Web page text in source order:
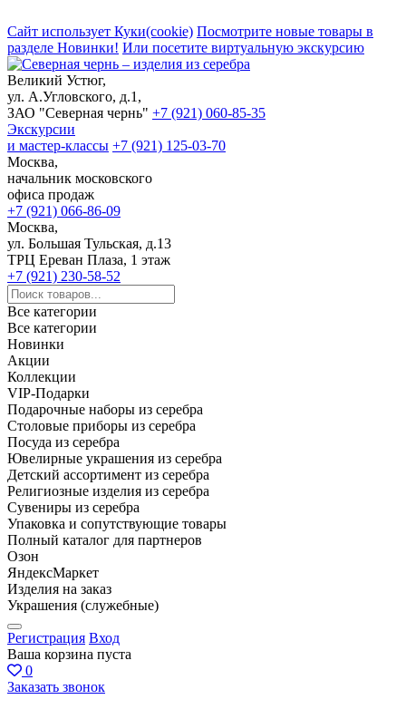
Сайт использует Куки(cookie) Посмотрите новые товары в
разделе Новинки! Или посетите виртуальную экскурсию
Великий Устюг,
ул. А.Угловского, д.1,
ЗАО "Северная чернь" +7 (921) 060-85-35
Экскурсии
и мастер-классы +7 (921) 125-03-70
Москва,
начальник московского
офиса продаж
+7 (921) 066-86-09
Москва,
ул. Большая Тульская, д.13
ТРЦ Ереван Плаза, 1 этаж
+7 (921) 230-58-52
Все категории
Все категории
Новинки
Акции
Коллекции
VIP-Подарки
Подарочные наборы из серебра
Столовые приборы из серебра
Посуда из серебра
Ювелирные украшения из серебра
Детский ассортимент из серебра
Религиозные изделия из серебра
Сувениры из серебра
Упаковка и сопутствующие товары
Полный каталог для партнеров
Озон
ЯндексМаркет
Изделия на заказ
Украшения (служебные)
Регистрация Вход
Ваша корзина пуста
0
Заказать звонок